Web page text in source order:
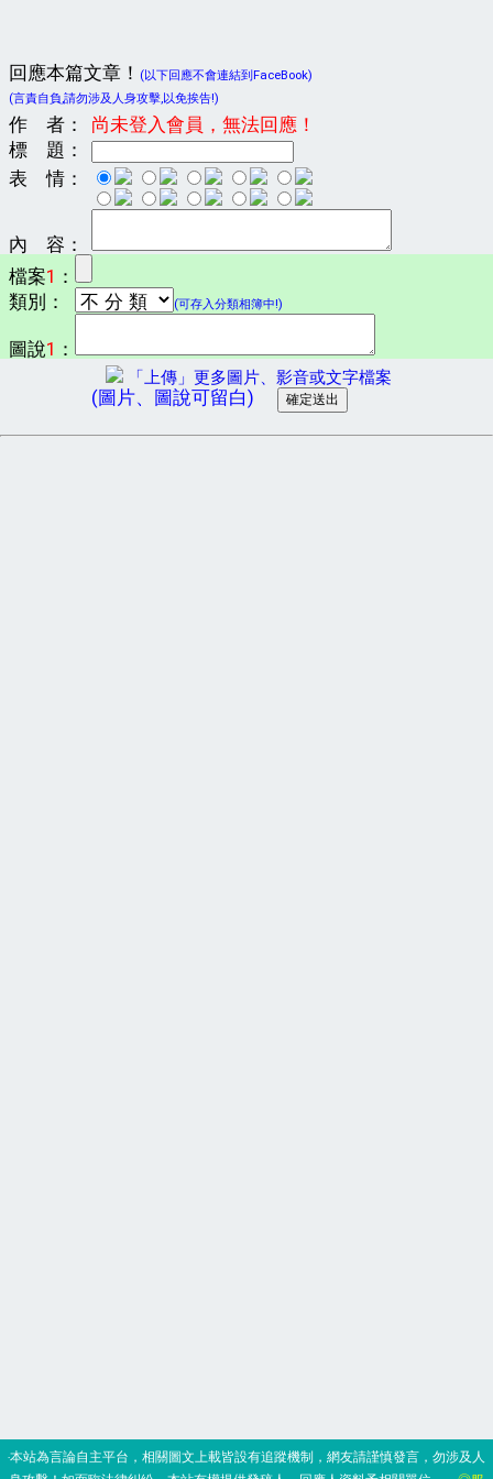
回應本篇文章！
(以下回應不會連結到FaceBook)
(言責自負,請勿涉及人身攻擊,以免挨告!)
作 者：
尚未登入會員，無法回應！
標 題：
表 情：
內 容：
檔案1 ：
類別：
(可存入分類相簿中!)
圖說1 ：
「上傳」更多圖片、影音或文字檔案
(圖片、圖說可留白)
‧本站為言論自主平台，相關圖文上載皆設有追蹤機制，網友請謹慎發言，勿涉及人